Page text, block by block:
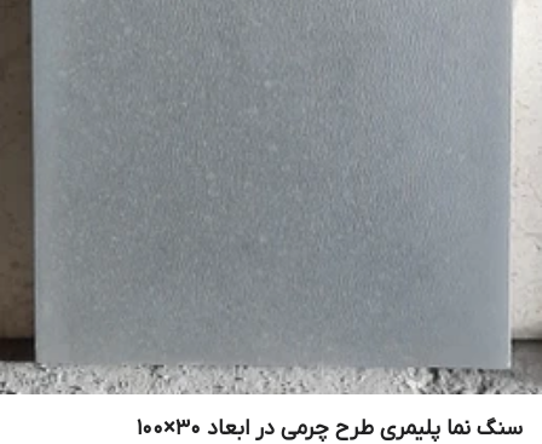
سنگ نما پلیمری طرح چرمی در ابعاد ۳۰×۱۰۰